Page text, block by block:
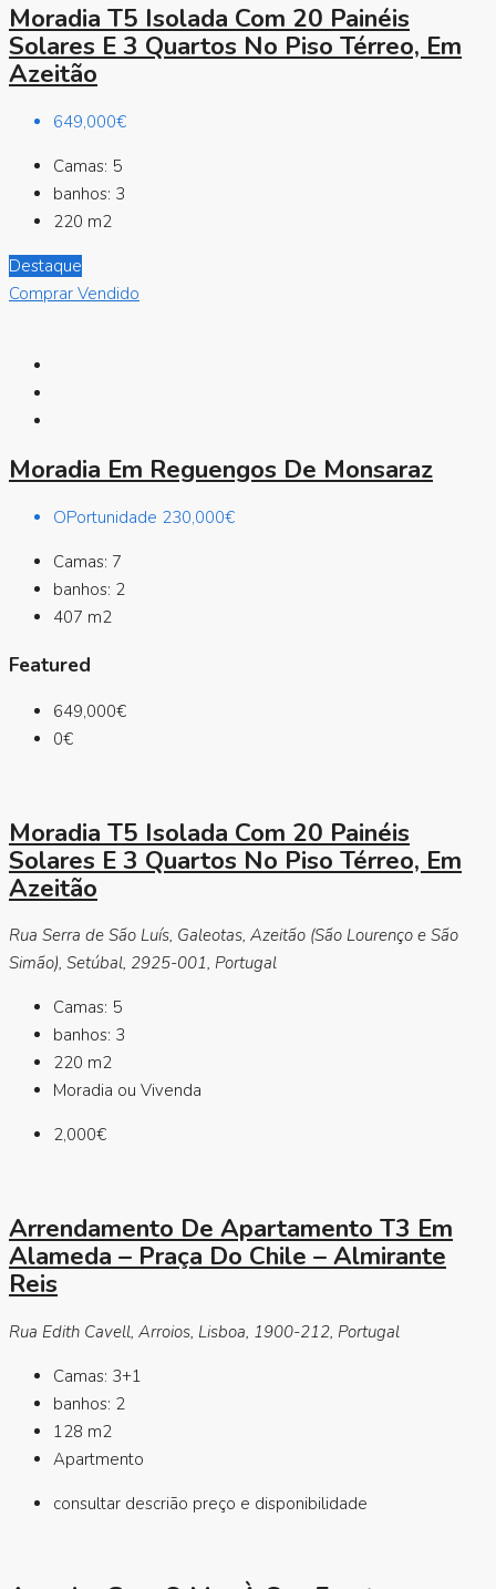
Moradia T5 Isolada Com 20 Painéis
Solares E 3 Quartos No Piso Térreo, Em
Azeitão
649,000€
Camas: 5
banhos: 3
220 m2
Destaque
Comprar Vendido
Moradia Em Reguengos De Monsaraz
OPortunidade 230,000€
Camas: 7
banhos: 2
407 m2
Featured
649,000€
0€
Moradia T5 Isolada Com 20 Painéis
Solares E 3 Quartos No Piso Térreo, Em
Azeitão
Rua Serra de São Luís, Galeotas, Azeitão (São Lourenço e São
Simão), Setúbal, 2925-001, Portugal
Camas: 5
banhos: 3
220 m2
Moradia ou Vivenda
2,000€
Arrendamento De Apartamento T3 Em
Alameda – Praça Do Chile – Almirante
Reis
Rua Edith Cavell, Arroios, Lisboa, 1900-212, Portugal
Camas: 3+1
banhos: 2
128 m2
Apartmento
consultar descrião preço e disponibilidade